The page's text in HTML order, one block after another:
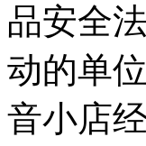
品安全
动的单
音小店